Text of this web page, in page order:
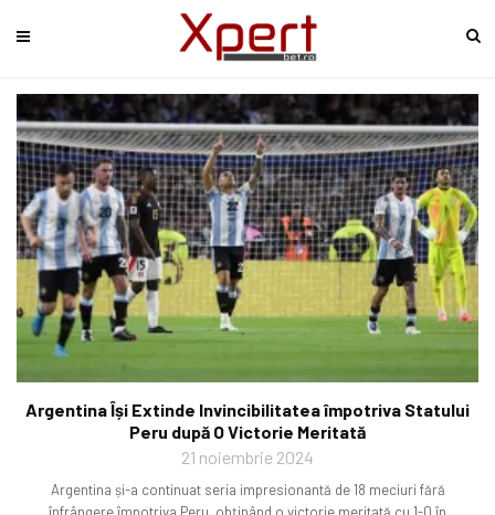
Argentina Își Extinde Invincibilitatea împotriva Statului
Peru după O Victorie Meritată
21 noiembrie 2024
Argentina și-a continuat seria impresionantă de 18 meciuri fără